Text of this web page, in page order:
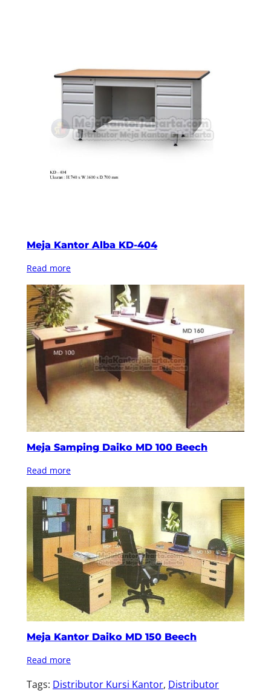
Meja Kantor Alba KD-404
Read more
Meja Samping Daiko MD 100 Beech
Read more
Meja Kantor Daiko MD 150 Beech
Read more
Tags: Distributor Kursi Kantor, Distributor